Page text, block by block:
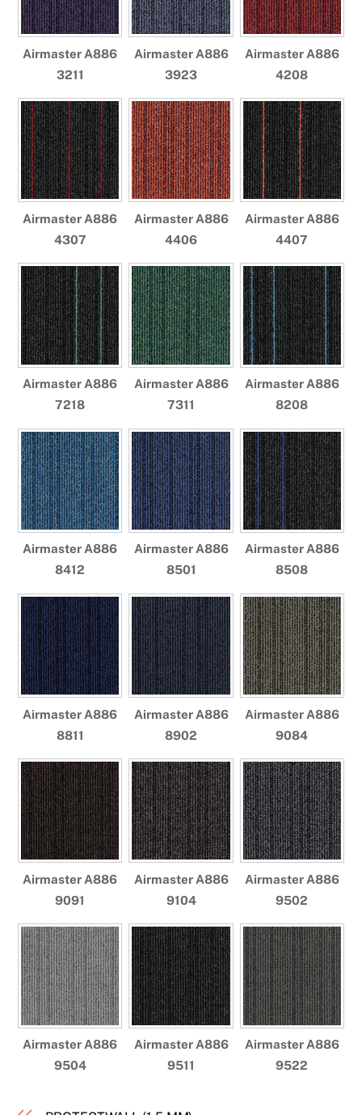
Airmaster A886
3211
Airmaster A886
3923
Airmaster A886
4208
Airmaster A886
4307
Airmaster A886
4406
Airmaster A886
4407
Airmaster A886
7218
Airmaster A886
7311
Airmaster A886
8208
Airmaster A886
8412
Airmaster A886
8501
Airmaster A886
8508
Airmaster A886
8811
Airmaster A886
8902
Airmaster A886
9084
Airmaster A886
9091
Airmaster A886
9104
Airmaster A886
9502
Airmaster A886
9504
Airmaster A886
9511
Airmaster A886
9522